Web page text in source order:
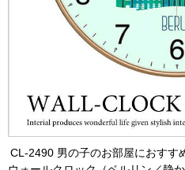
CL-2490 男の子のお部屋におすす